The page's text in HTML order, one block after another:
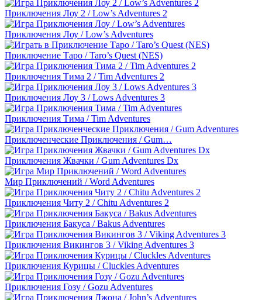
Приключения Лоу 2 / Low’s Adventures 2
Приключения Лоу / Low’s Adventures
Приключение Таро / Taro’s Quest (NES)
Приключения Тима 2 / Tim Adventures 2
Приключения Лоу 3 / Lows Adventures 3
Приключения Тима / Tim Adventures
Приключенческие Приключения / Gum…
Приключения Жвачки / Gum Adventures Dx
Мир Приключений / Word Adventures
Приключения Читу 2 / Chitu Adventures 2
Приключения Бакуса / Bakus Adventures
Приключения Викингов 3 / Viking Adventures 3
Приключения Курицы / Cluckles Adventures
Приключения Гозу / Gozu Adventures